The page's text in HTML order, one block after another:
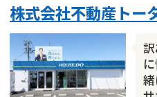
株式会社不動産トー